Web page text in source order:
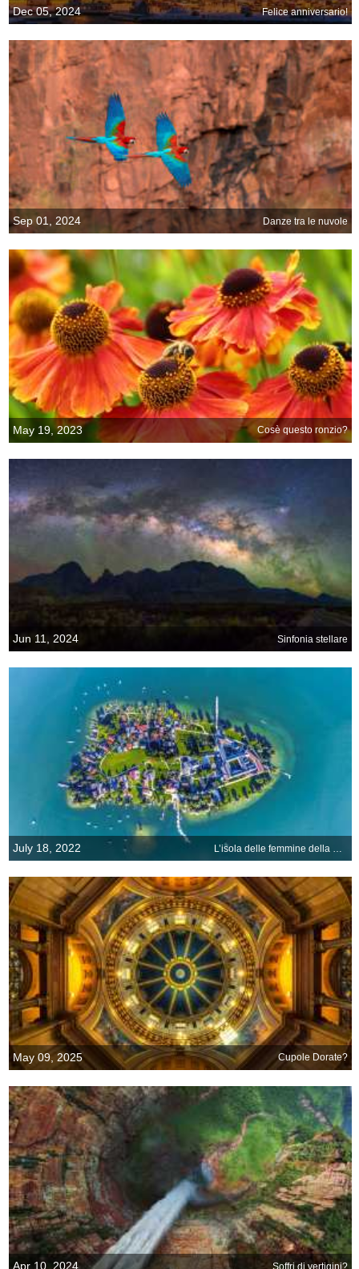
Dec 05, 2024 Felice anniversario!
Sep 01, 2024 Danze tra le nuvole
May 19, 2023 Cosè questo ronzio?
Jun 11, 2024 Sinfonia stellare
July 18, 2022
May 09, 2025 Cupole Dorate?
Apr 10, 2024 Soffri di vertigini?